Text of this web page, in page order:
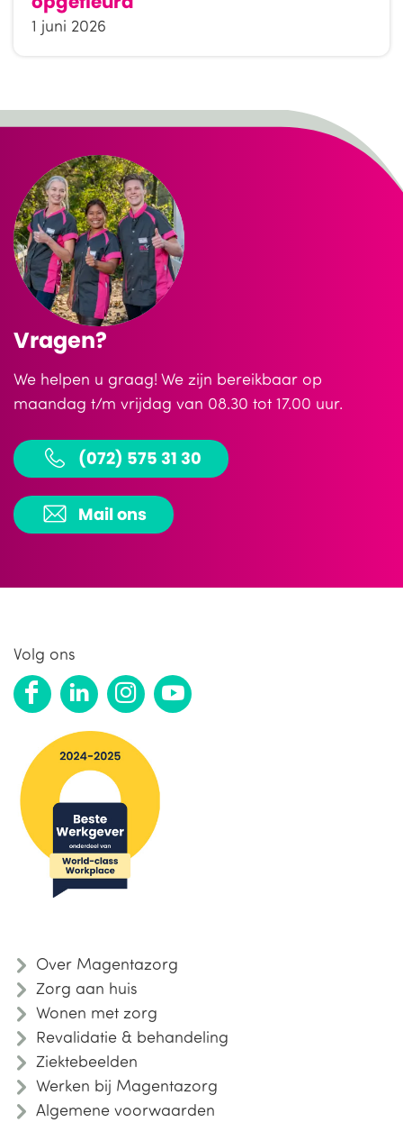
1 juni 2026
Vragen?
We helpen u graag! We zijn bereikbaar op
maandag t/m vrijdag van 08.30 tot 17.00 uur.
(072) 575 31 30
Mail ons
Volg ons
Over Magentazorg
Zorg aan huis
Wonen met zorg
Revalidatie & behandeling
Ziektebeelden
Werken bij Magentazorg
Algemene voorwaarden